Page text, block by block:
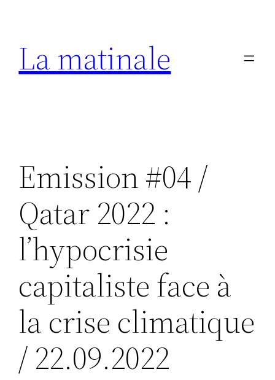
contenu
La matinale
Emission #04 /
Qatar 2022 :
l’hypocrisie
capitaliste face à
la crise climatique
/ 22.09.2022